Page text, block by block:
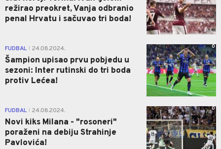
režirao preokret, Vanja odbranio
penal Hrvatu i sačuvao tri boda!
FUDBAL 24.08.2024.
Šampion upisao prvu pobjedu u
sezoni: Inter rutinski do tri boda
protiv Lećea!
0
FUDBAL 24.08.2024.
Novi kiks Milana - "rosoneri"
poraženi na debiju Strahinje
Pavlovića!
0